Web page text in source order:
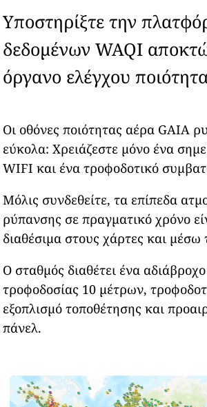
Υποστηρίξτε την
δεδομένων WAQI
όργανο ελέγχου
Οι οθόνες ποιότητας αέρα GAIA
εύκολα: Χρειάζεστε μόνο ένα
WIFI και ένα τροφοδοτικό
Μόλις συνδεθείτε, τα επίπεδα
ρύπανσης σε πραγματικό χρόνο
διαθέσιμα στους χάρτες και μέσω
Ο σταθμός διαθέτει ένα
τροφοδοσίας 10 μέτρων,
εξοπλισμό τοποθέτησης και
πάνελ.